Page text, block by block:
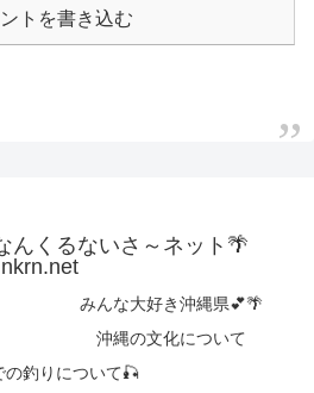
トを書き込む
んくるないさ～ネット🌴
nkrn.net
みんな大好き沖縄県💕🌴
沖縄の文化について
の釣りについて🎣